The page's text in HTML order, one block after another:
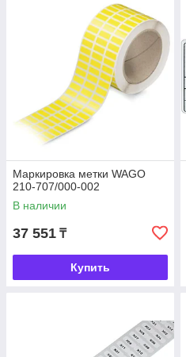
Маркировка метки WAGO
210-707/000-002
В наличии
37 551 ₸
Купить